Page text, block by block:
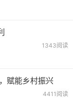
1343阅读
赋能乡村振兴
4411阅读